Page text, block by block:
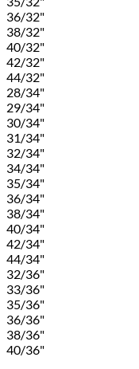
36/32"
38/32"
40/32"
42/32"
44/32"
28/34"
29/34"
30/34"
31/34"
32/34"
34/34"
35/34"
36/34"
38/34"
40/34"
42/34"
44/34"
32/36"
33/36"
35/36"
36/36"
38/36"
40/36"